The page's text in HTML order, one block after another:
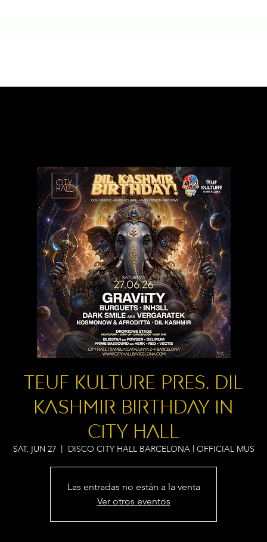
Teuf Kulture pres. DIL
KASHMIR BIRTHDAY in
City Hall
Sat, Jun 27
  |
DISCO CITY HALL BARCELONA l OFFICIAL MUS
Las entradas no están a la venta
Ver otros eventos